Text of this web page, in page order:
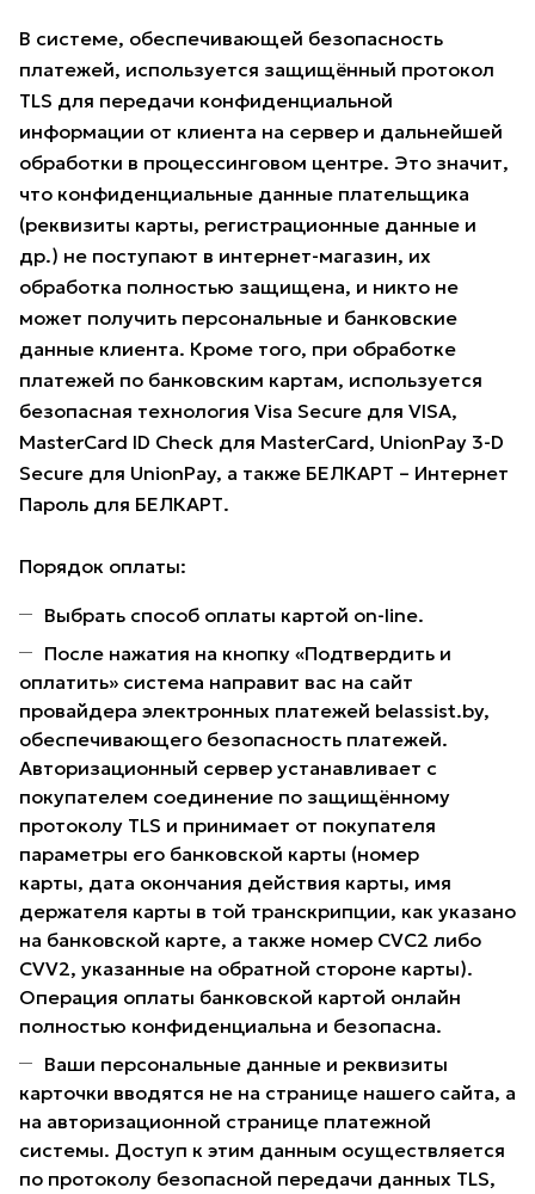
В системе, обеспечивающей безопасность
платежей, используется защищённый протокол
TLS для передачи конфиденциальной
информации от клиента на сервер и дальнейшей
обработки в процессинговом центре. Это значит,
что конфиденциальные данные плательщика
(реквизиты карты, регистрационные данные и
др.) не поступают в интернет-магазин, их
обработка полностью защищена, и никто не
может получить персональные и банковские
данные клиента. Кроме того, при обработке
платежей по банковским картам, используется
безопасная технология Visa Secure для VISA,
MasterCard ID Check для MasterCard, UnionPay 3-D
Secure для UnionPay, а также БЕЛКАРТ – Интернет
Пароль для БЕЛКАРТ.
Порядок оплаты:
Выбрать способ оплаты картой on-line.
После нажатия на кнопку «Подтвердить и
оплатить» система направит вас на сайт
провайдера электронных платежей belassist.by,
обеспечивающего безопасность платежей.
Авторизационный сервер устанавливает с
покупателем соединение по защищённому
протоколу TLS и принимает от покупателя
параметры его банковской карты (номер
карты, дата окончания действия карты, имя
держателя карты в той транскрипции, как указано
на банковской карте, а также номер CVC2 либо
CVV2, указанные на обратной стороне карты).
Операция оплаты банковской картой онлайн
полностью конфиденциальна и безопасна.
Ваши персональные данные и реквизиты
карточки вводятся не на странице нашего сайта, а
на авторизационной странице платежной
системы. Доступ к этим данным осуществляется
по протоколу безопасной передачи данных TLS,